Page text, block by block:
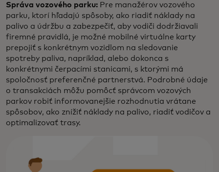
Správa vozového parku: Pre manažérov vozového
parku, ktorí hľadajú spôsoby, ako riadiť náklady na
palivo a údržbu a zabezpečiť, aby vodiči dodržiavali
firemné pravidlá, je možné mobilné virtuálne karty
prepojiť s konkrétnym vozidlom na sledovanie
spotreby paliva, napríklad, alebo dokonca s
konkrétnymi čerpacími stanicami, s ktorými má
spoločnosť preferenčné partnerstvá. Podrobné údaje
o transakciách môžu pomôcť správcom vozových
parkov robiť informovanejšie rozhodnutia vrátane
spôsobov, ako znížiť náklady na palivo, riadiť vodičov a
optimalizovať trasy.